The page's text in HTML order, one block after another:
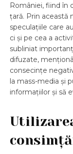
României, fiind în
țară. Prin această
speculațiile care
ci și pe cea a
subliniat
difuzate,
consecințe
la mass-media și
informațiilor și să